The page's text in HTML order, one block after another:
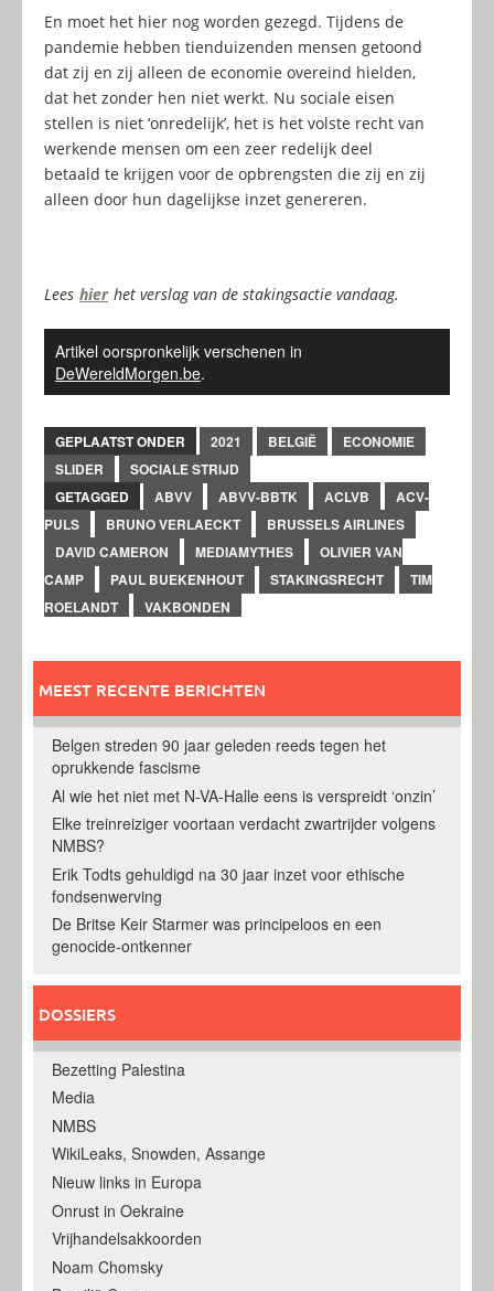
En moet het hier nog worden gezegd. Tijdens de
pandemie hebben tienduizenden mensen getoond
dat zij en zij alleen de economie overeind hielden,
dat het zonder hen niet werkt. Nu sociale eisen
stellen is niet ‘onredelijk’, het is het volste recht van
werkende mensen om een zeer redelijk deel
betaald te krijgen voor de opbrengsten die zij en zij
alleen door hun dagelijkse inzet genereren.
Lees hier het verslag van de stakingsactie vandaag.
Artikel oorspronkelijk verschenen in
DeWereldMorgen.be.
GEPLAATST ONDER 2021 BELGIË
ECONOMIE
SLIDER
SOCIALE STRIJD
GETAGGED
ABVV ABVV-BBTK ACLVB
ACV-
PULS
BRUNO VERLAECKT
BRUSSELS AIRLINES
DAVID CAMERON
MEDIAMYTHES
OLIVIER VAN
CAMP
PAUL BUEKENHOUT STAKINGSRECHT
TIM
ROELANDT
VAKBONDEN
MEEST RECENTE BERICHTEN
Belgen streden 90 jaar geleden reeds tegen het
oprukkende fascisme
Al wie het niet met N-VA-Halle eens is verspreidt ‘onzin’
Elke treinreiziger voortaan verdacht zwartrijder volgens
NMBS?
Erik Todts gehuldigd na 30 jaar inzet voor ethische
fondsenwerving
De Britse Keir Starmer was principeloos en een
genocide-ontkenner
DOSSIERS
Bezetting Palestina
Media
NMBS
WikiLeaks, Snowden, Assange
Nieuw links in Europa
Onrust in Oekraine
Vrijhandelsakkoorden
Noam Chomsky